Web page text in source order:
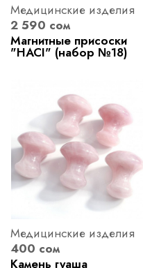
Медицинские изделия
2 590 сом
Магнитные присоски
"HACI" (набор №18)
Медицинские изделия
400 сом
Камень гуаша